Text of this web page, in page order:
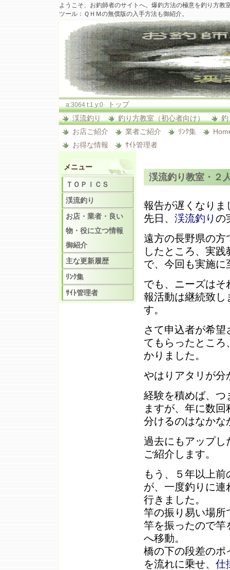
ようこそ、お釣師者のサイトへ。爆釣方法の極意を釣り方
ツール：ＱＨＭの無償版の入手方法も御紹介。
a:3064 t:1 y:0-
トップ
渓流釣り
釣り方教室（初心者向け）
釣
お店ご紹介
業者ご紹介 ﾘﾝｸ集
お得な情報
ｻｲﾄ管理者
渓流釣り教室・２
報告が遅くなりま
先日、 渓流釣り の
遠方の長野県の方
したところ、実
で、今回も実施
でも、ニーズは
報活動は継続致し
す。
さて申込者が希
てもらったとこ
かりました。
やはりアタリが分
経験を積めば、つ
ますが、年に数
分けるのはなかな
過去にもアップし
ご紹介します。
もう、５年以上
が、一度釣りに
行きました。
竿の振り易い場所
竿を振ったので竿
へ移動。
橋の下の段差のポ
を流れに乗せ、 仕
メニュー
ＴＯＰＩＣＳ
渓流釣り
お店・業者・良い
物・役に立つ情報
御紹介
主な更新履歴
ﾘﾝｸ集
ｻｲﾄ管理者